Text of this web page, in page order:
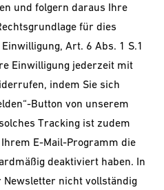
und folgern daraus Ihre
für dies
Art. 6 Abs. 1 S.1
Einwilligung jederzeit mit
indem Sie sich
Button von unserem
Tracking ist zudem
E-Mail-Programm die
deaktiviert haben. In
nicht vollständig